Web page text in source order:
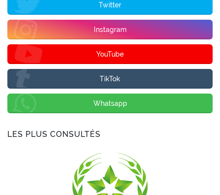
Twitter
Instagram
YouTube
TikTok
Whatsapp
LES PLUS CONSULTÉS